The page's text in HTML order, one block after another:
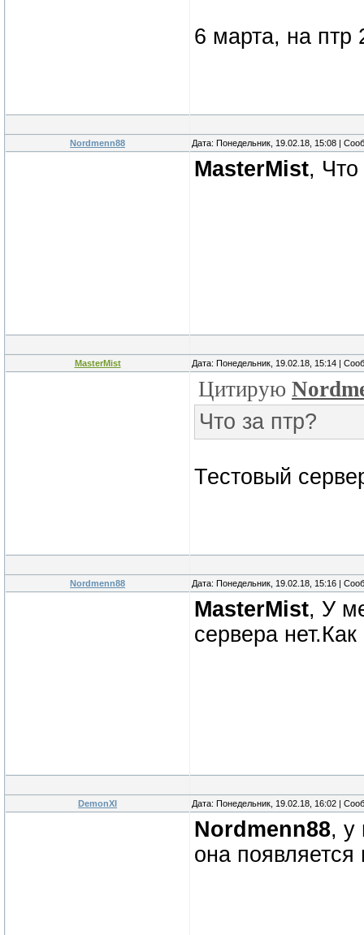
6 марта, на птр
Nordmenn88 Дата: Понедельник, 19.02.18, 15:08 |
MasterMist, Что
MasterMist Дата: Понедельник, 19.02.18, 15:14 |
Цитирую
Что за птр?
Тестовый
Nordmenn88 Дата: Понедельник, 19.02.18, 15:16 |
MasterMist, У
сервера
DemonXI Дата: Понедельник, 19.02.18, 16:02 |
Nordmenn88, у
она